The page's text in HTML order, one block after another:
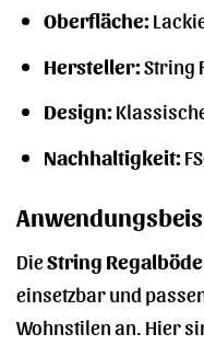
Oberfläche:
Hersteller:String
Design:
Nachhaltigkeit:
DieString
einsetzbar und
Wohnstilen an. Hier